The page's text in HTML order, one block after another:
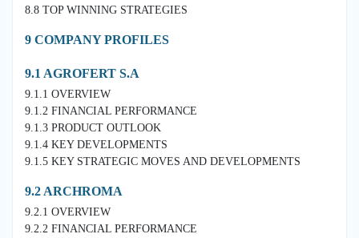
8.8 TOP WINNING STRATEGIES
9 COMPANY PROFILES
9.1 AGROFERT S.A
9.1.1 OVERVIEW
9.1.2 FINANCIAL PERFORMANCE
9.1.3 PRODUCT OUTLOOK
9.1.4 KEY DEVELOPMENTS
9.1.5 KEY STRATEGIC MOVES AND DEVELOPMENTS
9.2 ARCHROMA
9.2.1 OVERVIEW
9.2.2 FINANCIAL PERFORMANCE